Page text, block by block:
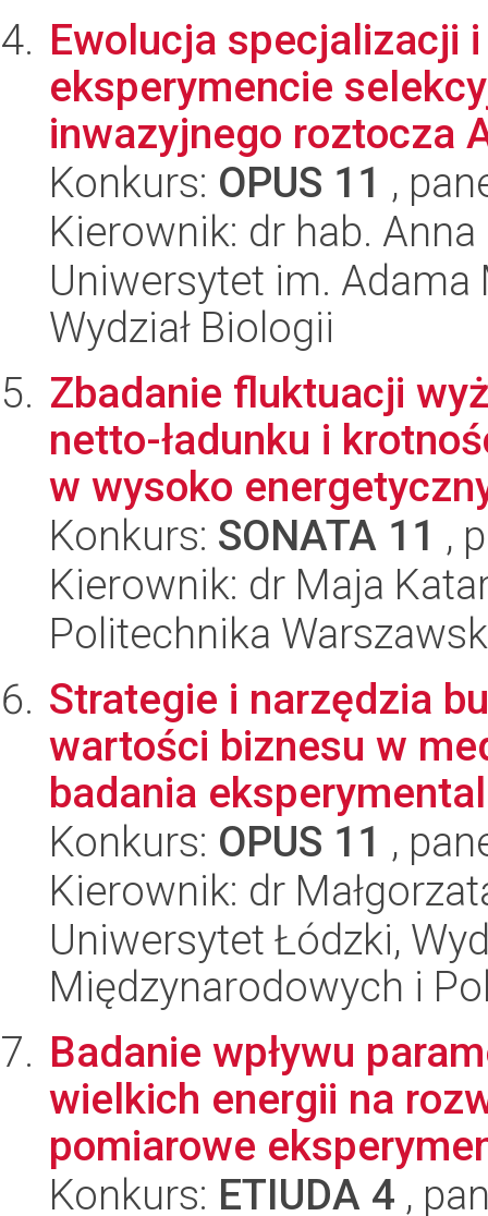
Ewolucja specjalizacji
eksperymencie
inwazyjnego roztocza
Konkurs: OPUS 11 ,
Kierownik: dr hab.
Uniwersytet im.
Wydział Biologii
Zbadanie fluktuacji
netto-ładunku i
w wysoko
Konkurs: SONATA 11 ,
Kierownik: dr Maja
Politechnika
Strategie i narzędzia
wartości biznesu w
badania
Konkurs: OPUS 11 ,
Kierownik: dr
Uniwersytet Łódzki,
Międzynarodowych i
Badanie wpływu
wielkich energii na
pomiarowe
Konkurs: ETIUDA 4 ,